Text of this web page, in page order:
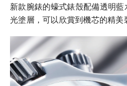
新款腕錶的蠔式錶殼配備透明
光塗層，可以欣賞到機芯的精美